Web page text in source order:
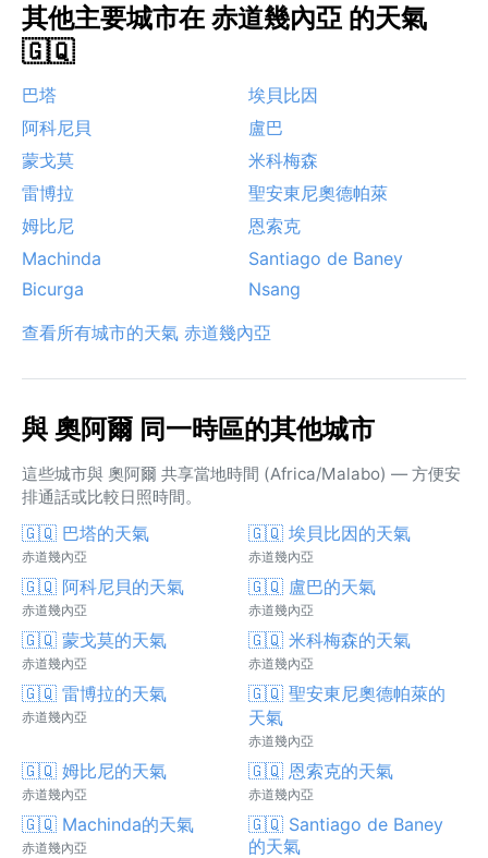
其他主要城市在 赤道幾內亞 的天氣
🇬🇶
巴塔
埃貝比因
阿科尼貝
盧巴
蒙戈莫
米科梅森
雷博拉
聖安東尼奧德帕萊
姆比尼
恩索克
Machinda
Santiago de Baney
Bicurga
Nsang
查看所有城市的天氣 赤道幾內亞
與 奧阿爾 同一時區的其他城市
這些城市與 奧阿爾 共享當地時間 (Africa/Malabo) — 方便安
排通話或比較日照時間。
🇬🇶 巴塔的天氣
赤道幾內亞
🇬🇶 埃貝比因的天氣
赤道幾內亞
🇬🇶 阿科尼貝的天氣
赤道幾內亞
🇬🇶 盧巴的天氣
赤道幾內亞
🇬🇶 蒙戈莫的天氣
赤道幾內亞
🇬🇶 米科梅森的天氣
赤道幾內亞
🇬🇶 雷博拉的天氣
赤道幾內亞
🇬🇶 聖安東尼奧德帕萊的
天氣
赤道幾內亞
🇬🇶 姆比尼的天氣
赤道幾內亞
🇬🇶 恩索克的天氣
赤道幾內亞
🇬🇶 Machinda的天氣
赤道幾內亞
🇬🇶 Santiago de Baney
的天氣